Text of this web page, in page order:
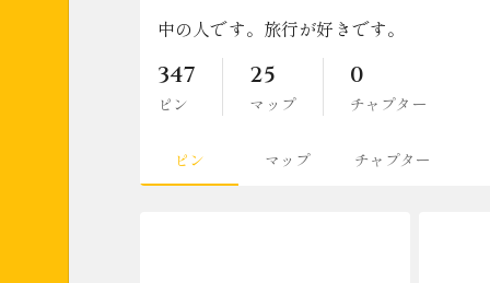
中の人です。旅行が好きです。
347
ピン
25
マップ
0
チャプター
ピン マップ チャプター